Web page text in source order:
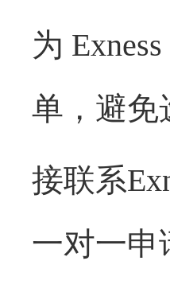
为 Exness
单，避免
接联系
一对一申